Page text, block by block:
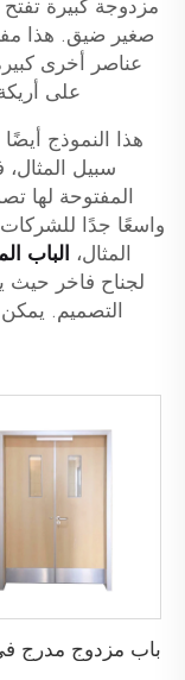
صغير ضيق. هذا
عناصر أخرى
على
هذا النموذج
سبيل المثال،
المفتوحة لها
واسعًا جدًا
المثال، الباب
لجناح فاخر
التصميم.